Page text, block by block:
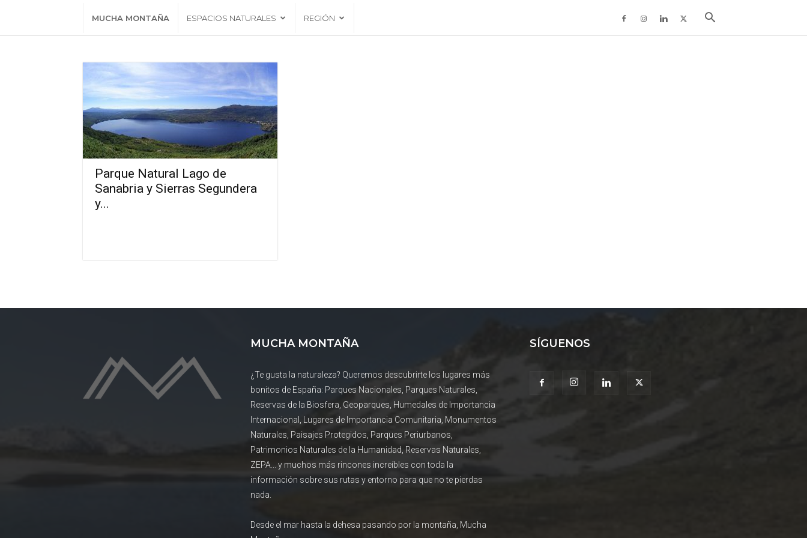
MUCHA MONTAÑA ESPACIOS NATURALES REGIÓN
Parque Natural Lago de
Sanabria y Sierras Segundera
y...
MUCHA MONTAÑA
¿Te gusta la naturaleza? Queremos descubrirte los lugares más
bonitos de España: Parques Nacionales, Parques Naturales,
Reservas de la Biosfera, Geoparques, Humedales de Importancia
Internacional, Lugares de Importancia Comunitaria, Monumentos
Naturales, Paisajes Protegidos, Parques Periurbanos,
Patrimonios Naturales de la Humanidad, Reservas Naturales,
ZEPA... y muchos más rincones increíbles con toda la
información sobre sus rutas y entorno para que no te pierdas
nada.
Desde el mar hasta la dehesa pasando por la montaña, Mucha
SÍGUENOS